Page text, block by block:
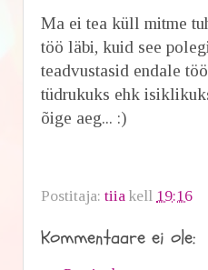
Ma ei tea küll mitme
töö läbi, kuid see
teadvustasid endale
tüdrukuks ehk
õige aeg... :)
Postitaja:tiia kell 19:16
Kommentaare ei ole: